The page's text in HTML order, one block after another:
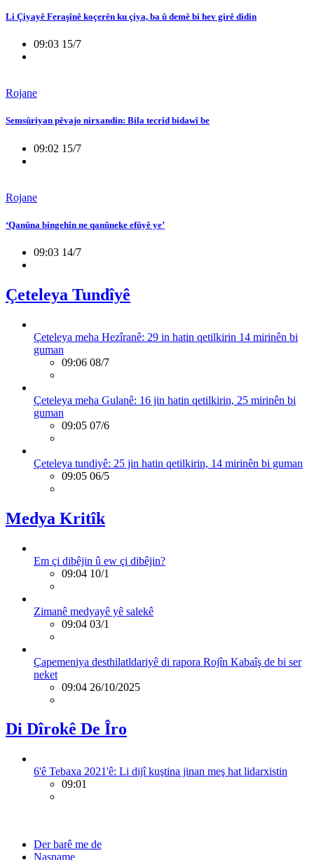
Li Çiyayê Feraşînê koçerên ku çiya, ba û demê bi hev girê didin
09:03 15/7
Rojane
Semsûriyan pêvajo nirxandin: Bila tecrîd bidawî be
09:02 15/7
Rojane
‘Qanûna bingehîn ne qanûneke efûyê ye’
09:03 14/7
Çeteleya Tundîyê
Çeteleya meha Hezîranê: 29 in hatin qetilkirin 14 mirinên bi
guman
09:06 08/7
Çeteleya meha Gulanê: 16 jin hatin qetilkirin, 25 mirinên bi
guman
09:05 07/6
Çeteleya tundiyê: 25 jin hatin qetilkirin, 14 mirinên bi guman
09:05 06/5
Medya Kritîk
Em çi dibêjin û ew çi dibêjin?
09:04 10/1
Zimanê medyayê yê salekê
09:04 03/1
Çapemeniya desthilatldariyê di rapora Rojîn Kabaîş de bi ser
neket
09:04 26/10/2025
Di Dîrokê De Îro
6'ê Tebaxa 2021'ê: Li dijî kuştina jinan meş hat lidarxistin
09:01
Der barê me de
Nasname